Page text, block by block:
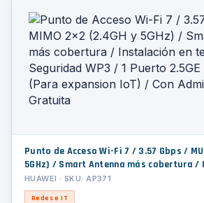
Punto de Acceso Wi-Fi 7 / 3.57 Gbps / MU-MIMO 2x2 (2.4GH y
5GHz) / Smart Antenna más cobertura /
techo y pared / Seguridad WP3 / 1
HUAWEI · SKU: AP371
Redes e IT